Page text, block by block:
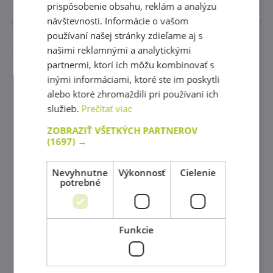
Nábytok pre škôlky
Didaktické hry
Hračky - Tematika
Hudobné nástroje
Výtvarné pomôcky - Kreativita
Pohybové a športové potreby
prispôsobenie obsahu, reklám a analýzu
návštevnosti. Informácie o vašom
používaní našej stránky zdieľame aj s
našimi reklamnými a analytickými
partnermi, ktorí ich môžu kombinovať s
inými informáciami, ktoré ste im poskytli
alebo ktoré zhromaždili pri používaní ich
služieb. Prečítať viac
ZOBRAZIŤ VŠETKÝCH PARTNEROV
(1697) →
Nevyhnutne
potrebné
Výkonnosť Cielenie
Funkcie